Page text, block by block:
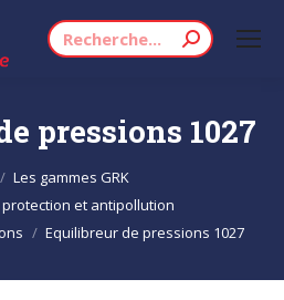
Recherche
pressions 1027
Les gammes GRK
et antipollution
Equilibreur de pressions 1027